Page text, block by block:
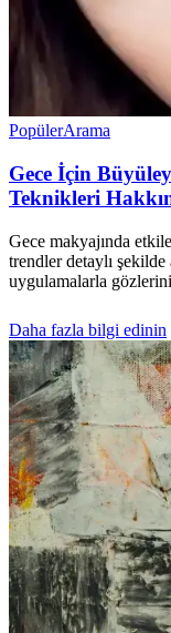
PopülerArama
Gece İçin
Teknikleri
Gece makyajında
trendler detaylı
uygulamalarla
Daha fazla bilgi edinin